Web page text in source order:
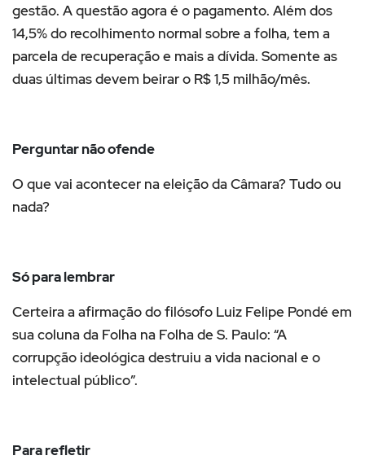
gestão. A questão agora é o pagamento. Além dos
14,5% do recolhimento normal sobre a folha, tem a
parcela de recuperação e mais a dívida. Somente as
duas últimas devem beirar o R$ 1,5 milhão/mês.
Perguntar não ofende
O que vai acontecer na eleição da Câmara? Tudo ou
nada?
Só para lembrar
Certeira a afirmação do filósofo Luiz Felipe Pondé em
sua coluna da Folha na Folha de S. Paulo: “A
corrupção ideológica destruiu a vida nacional e o
intelectual público”.
Para refletir